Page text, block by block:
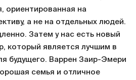
ориентированная на
а не на отдельных людей.
Затем у нас есть новый
который является лучшим в
будущего. Варрен Заир-Эмери
семья и отличное